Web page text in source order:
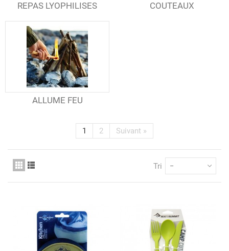
REPAS LYOPHILISES COUTEAUX
ALLUME FEU
1 2 Suivant »
Tri --